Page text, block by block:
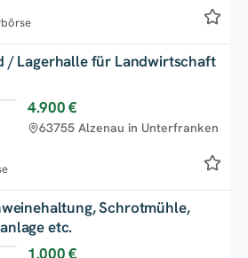
/ Lagerhalle für Landwirtschaft
4.900 €
63755 Alzenau in Unterfranken
Schrotmühle,
etc.
1.000 €